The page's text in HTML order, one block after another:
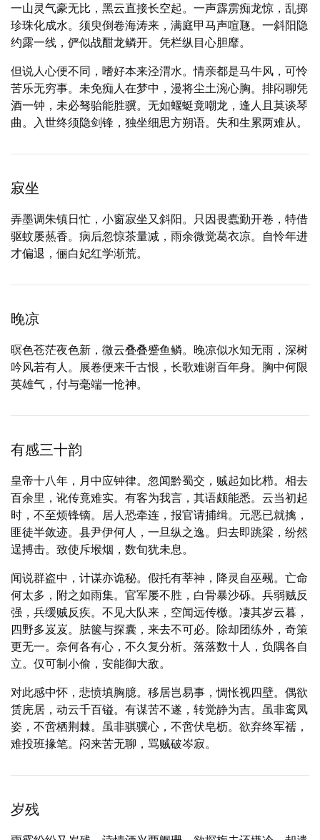
一山灵气豪无比，黑云直接长空起。一声霹雳痴龙惊，乱掷
珍珠化成水。须臾倒卷海涛来，满庭甲马声喧豗。一斜阳隐
约露一线，俨似战酣龙鳞开。凭栏纵目心胆靡。
但说人心便不同，嗜好本来泾渭水。情亲都是马牛风，可怜
苦乐无穷事。未免痴人在梦中，漫将尘土涴心胸。排闷聊凭
酒一钟，未必驽骀能胜骥。无如蝘蜓竟嘲龙，逢人且莫谈琴
曲。入世终须隐剑锋，独坐细思方朔语。失和生累两难从。
寂坐
弄墨调朱镇日忙，小窗寂坐又斜阳。只因畏蠹勤开卷，特借
驱蚊屡爇香。病后忽惊茶量减，雨余微觉葛衣凉。自怜年进
才偏退，俪白妃红学渐荒。
晚凉
暝色苍茫夜色新，微云叠叠蹙鱼鳞。晚凉似水知无雨，深树
吟风若有人。展卷便来千古恨，长歌难谢百年身。胸中何限
英雄气，付与毫端一怆神。
有感三十韵
皇帝十八年，月中应钟律。忽闻黔蜀交，贼起如比栉。相去
百余里，讹传竟难实。有客为我言，其语颇能悉。云当初起
时，不至烦锋镝。居人恐牵连，报官请捕缉。元恶已就擒，
匪徒半敛迹。县尹伊何人，一旦纵之逸。归去即跳梁，纷然
逞搏击。致使斥堠烟，数旬犹未息。
闻说群盗中，计谋亦诡秘。假托有莘神，降灵自巫觋。亡命
何太多，附之如雨集。官军屡不胜，白骨暴沙砾。兵弱贼反
强，兵缓贼反疾。不见大队来，空闻远传檄。凄其岁云暮，
四野多岌岌。胠箧与探囊，来去不可必。除却团练外，奇策
更无一。奈何各有心，不久复分析。落落数十人，负隅各自
立。仅可制小偷，安能御大敌。
对此感中怀，悲愤填胸臆。移居岂易事，惆怅视四壁。偶欲
赁庑居，动云千百镒。有谋苦不遂，转觉静为吉。虽非鸾凤
姿，不啻栖荆棘。虽非骐骥心，不啻伏皂枥。欲弃终军襦，
难投班掾笔。闷来苦无聊，骂贼破岑寂。
岁残